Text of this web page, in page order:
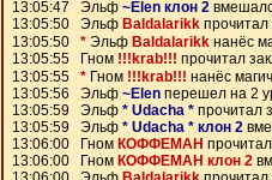
13:05:47 Эльф ~Elen клон 2
13:05:50 Эльф Baldalarikk прочитал
13:05:50 * Эльф Baldalarikk нанёс
13:05:55 Гном !!!krab!!! прочитал
13:05:55 * Гном !!!krab!!! нанёс
13:05:56 Эльф ~Elen перешел на 2
13:05:59 Эльф * Udacha * прочитал
13:05:59 Эльф * Udacha * клон 2
13:06:00 Гном КОФФЕМАН
13:06:00 Гном КОФФЕМАН клон 2